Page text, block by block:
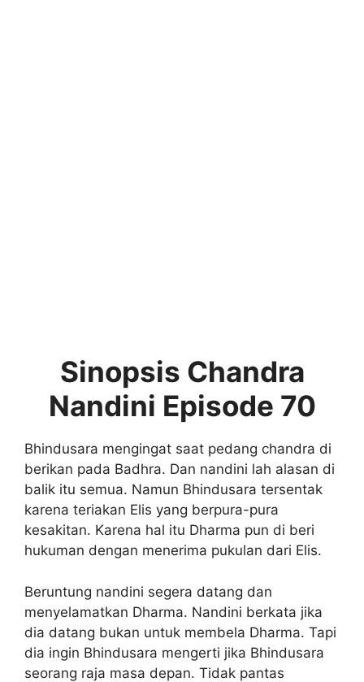
Sinopsis Chandra
Nandini Episode 70
Bhindusara mengingat saat pedang chandra di
berikan pada Badhra. Dan nandini lah alasan di
balik itu semua. Namun Bhindusara tersentak
karena teriakan Elis yang berpura-pura
kesakitan. Karena hal itu Dharma pun di beri
hukuman dengan menerima pukulan dari Elis.
Beruntung nandini segera datang dan
menyelamatkan Dharma. Nandini berkata jika
dia datang bukan untuk membela Dharma. Tapi
dia ingin Bhindusara mengerti jika Bhindusara
seorang raja masa depan. Tidak pantas